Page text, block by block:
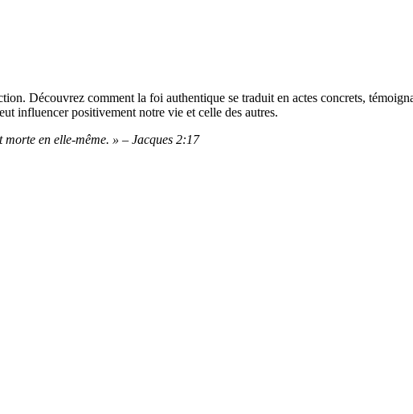
Découvrez comment la foi authentique se traduit en actes concrets,
influencer positivement notre vie et celle des autres.
morte en elle-même. » – Jacques 2:17